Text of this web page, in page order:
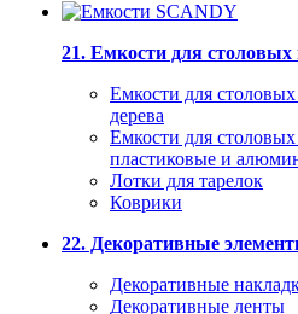
21. Емкости для столовых
Емкости для
дерева
Емкости для
пластиковые и
Лотки для тарелок
Коврики
22. Декоративные
Декоративные
Декоративные ленты